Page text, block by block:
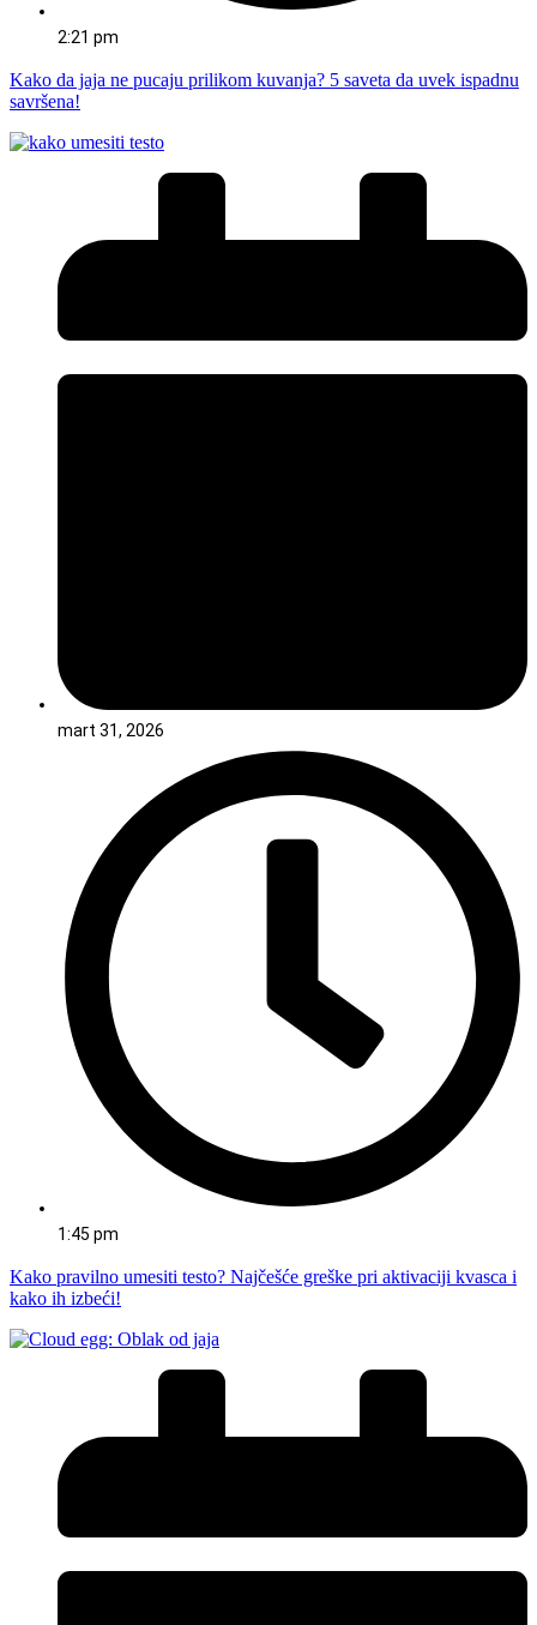
2:21 pm
Kako da jaja ne pucaju prilikom kuvanja? 5 saveta da uvek ispadnu
savršena!
mart 31, 2026
1:45 pm
Kako pravilno umesiti testo? Najčešće greške pri aktivaciji kvasca i
kako ih izbeći!